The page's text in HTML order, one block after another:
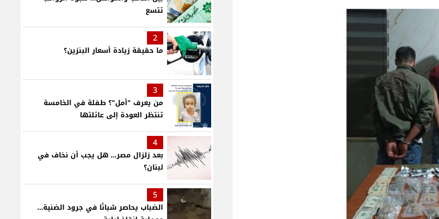
تتسع
2
ما حقيقة زيادة أسعار البنزين؟
3
من يعرف "أمل"؟ طفلة في الخامسة
تنتظر العودة إلى عائلتها
4
بعد زلزال مصر... هل يجب أن نخاف في
لبنان؟
5
الضباب يحاصر شبانًا في جرود الضنية...